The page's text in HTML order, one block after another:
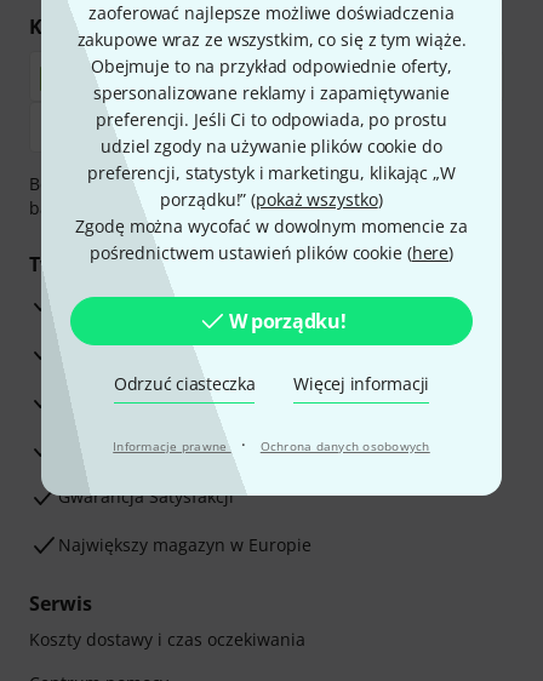
zaoferować najlepsze możliwe doświadczenia
zakupowe wraz ze wszystkim, co się z tym wiąże.
Obejmuje to na przykład odpowiednie oferty,
spersonalizowane reklamy i zapamiętywanie
preferencji. Jeśli Ci to odpowiada, po prostu
udziel zgody na używanie plików cookie do
preferencji, statystyk i marketingu, klikając „W
porządku!” (pokaż wszystko)
Zgodę można wycofać w dowolnym momencie za
pośrednictwem ustawień plików cookie (here)
W porządku!
Odrzuć ciasteczka Więcej informacji
Informacje prawne · Ochrona danych osobowych
Kupuj i płać bezpiecznie
Bezpieczna płatność przez Za pobraniem, Przelew
bankowy, PayPal, Blik lub Karta kredytowa.
Twoje korzyści
3-letnia Gwarancja Thomann
30-dniowa gwarancja zwrotu pieniędzy
Serwis Naprawczy
Porada naszych ekspertów
Gwarancja Satysfakcji
Największy magazyn w Europie
Serwis
Koszty dostawy i czas oczekiwania